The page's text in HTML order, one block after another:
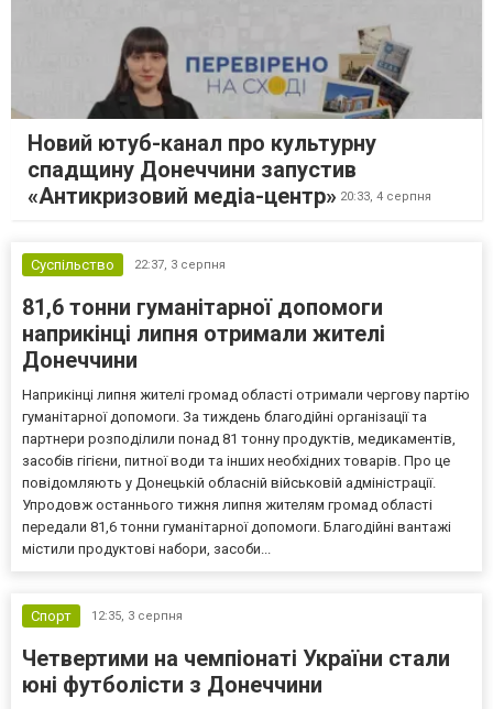
Новий ютуб-канал про культурну
спадщину Донеччини запустив
«Антикризовий медіа-центр» 20:33, 4 серпня
Суспільство 22:37, 3 серпня
81,6 тонни гуманітарної допомоги
наприкінці липня отримали жителі
Донеччини
Наприкінці липня жителі громад області отримали чергову партію
гуманітарної допомоги. За тиждень благодійні організації та
партнери розподілили понад 81 тонну продуктів, медикаментів,
засобів гігієни, питної води та інших необхідних товарів. Про це
повідомляють у Донецькій обласній військовій адміністрації.
Упродовж останнього тижня липня жителям громад області
передали 81,6 тонни гуманітарної допомоги. Благодійні вантажі
містили продуктові набори, засоби...
Спорт 12:35, 3 серпня
Четвертими на чемпіонаті України стали
юні футболісти з Донеччини